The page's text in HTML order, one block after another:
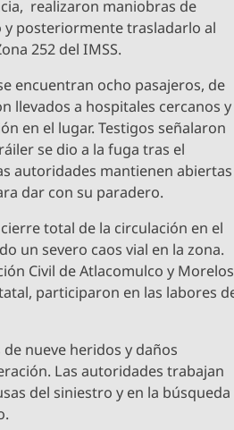
realizaron maniobras de
y posteriormente trasladarlo al
252 del IMSS.
encuentran ocho pasajeros, de
llevados a hospitales cercanos y
en el lugar. Testigos señalaron
se dio a la fuga tras el
autoridades mantienen abiertas
dar con su paradero.
total de la circulación en el
un severo caos vial en la zona.
Civil de Atlacomulco y
participaron en las labores
nueve heridos y daños
Las autoridades trabajan
del siniestro y en la búsqueda